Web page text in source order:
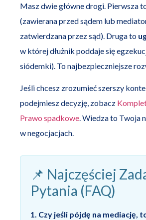
Masz dwie główne drogi. Pierwsza
(zawierana przed sądem lub
zatwierdzana przez sąd). Druga to
w której dłużnik poddaje się
siódemki). To najbezpieczniejsze
Jeśli chcesz zrozumieć szerszy
podejmiesz decyzję, zobacz
Prawo spadkowe. Wiedza to Twoja
w negocjacjach.
📌 Najczęściej
Pytania (FAQ)
1. Czy jeśli pójdę na mediację,